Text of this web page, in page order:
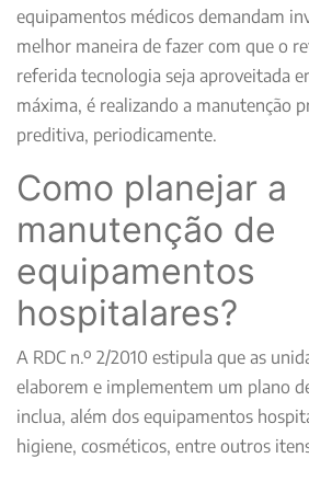
equipamentos médicos demandam
melhor maneira de fazer com que o
referida tecnologia seja aproveitada
máxima, é realizando a manutenção
preditiva, periodicamente.
Como planejar a
manutenção de
equipamentos
hospitalares?
A RDC n.º 2/2010 estipula que as
elaborem e implementem um plano
inclua, além dos equipamentos
higiene, cosméticos, entre outros